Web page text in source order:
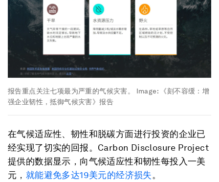
报告重点关注七项最为严重的气候灾害。 Image:
《刻不容缓：增
强企业韧性，抵御气候灾害》报告
在气候适应性、韧性和脱碳方面进行投资的企业已
经实现了切实的回报。Carbon Disclosure Project
提供的数据显示，向气候适应性和韧性每投入一美
元， 就能避免多达19美元的经济损失。